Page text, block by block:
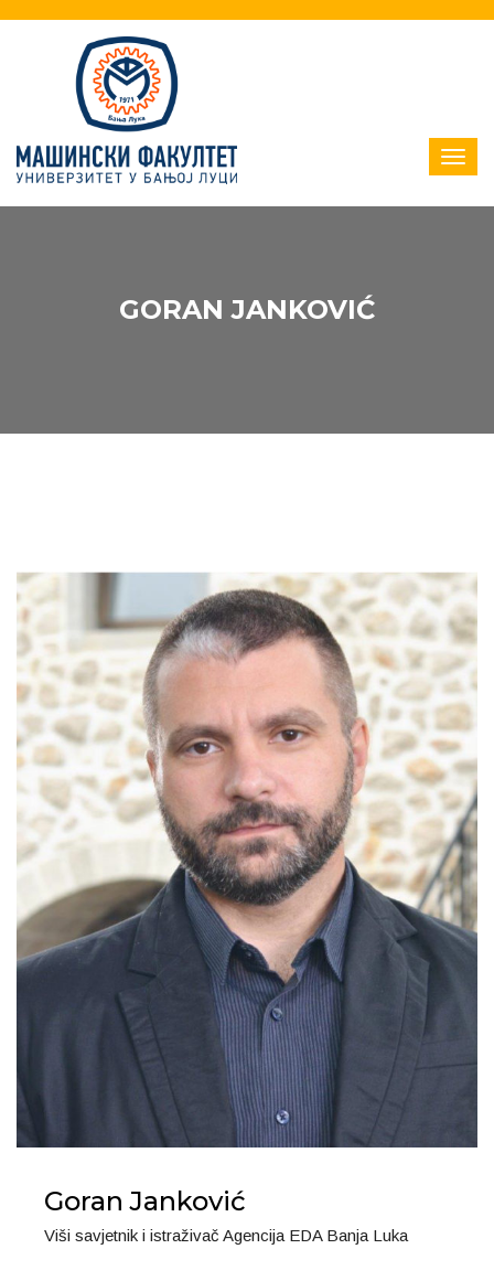
GORAN JANKOVIĆ
Goran Janković
Viši savjetnik i istraživač Agencija EDA Banja Luka